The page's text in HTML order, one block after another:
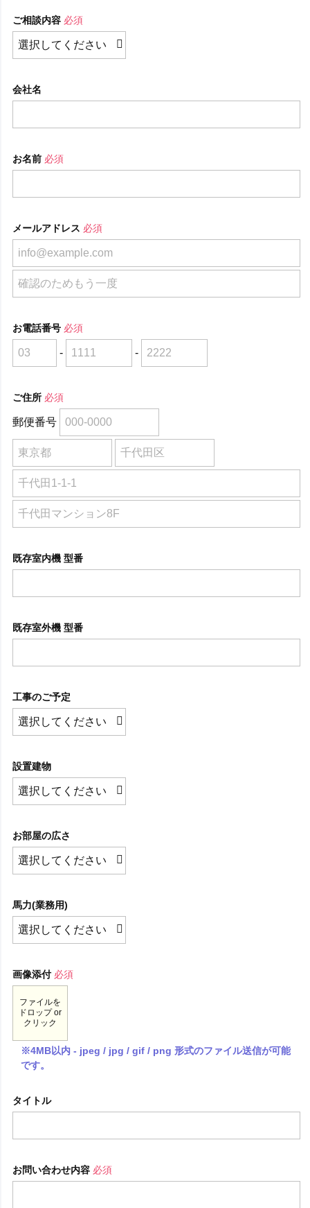
ご相談内容 必須
会社名
お名前 必須
メールアドレス 必須
お電話番号 必須
- -
ご住所 必須
郵便番号
既存室内機 型番
既存室外機 型番
工事のご予定
設置建物
お部屋の広さ
馬力(業務用)
画像添付 必須
ファイルを
ドロップ or
クリック
※4MB以内 - jpeg / jpg / gif / png 形式のファイル送信が可能
です。
タイトル
お問い合わせ内容 必須